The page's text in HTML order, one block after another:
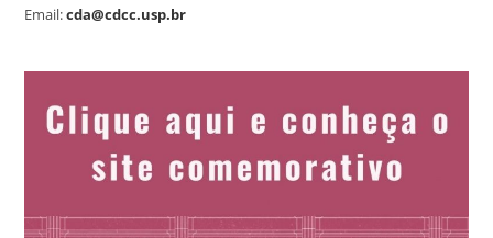
Email:cda@cdcc.usp.br